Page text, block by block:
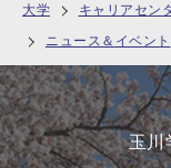
大学
キャリアセン
ニュース＆イベント
玉川